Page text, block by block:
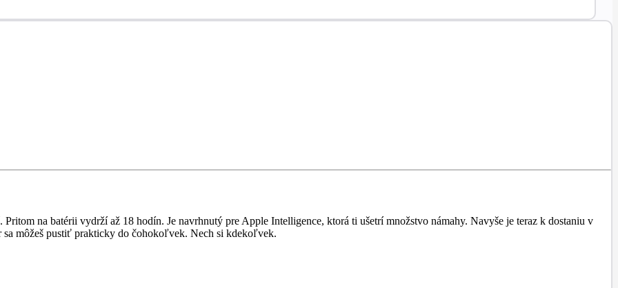
na batérii vydrží až 18 hodín. Je navrhnutý pre Apple Intelligence, ktorá ti ušetrí množstvo námahy. Navyše je teraz k dostaniu v
sa môžeš pustiť prakticky do čohokoľvek. Nech si kdekoľvek.